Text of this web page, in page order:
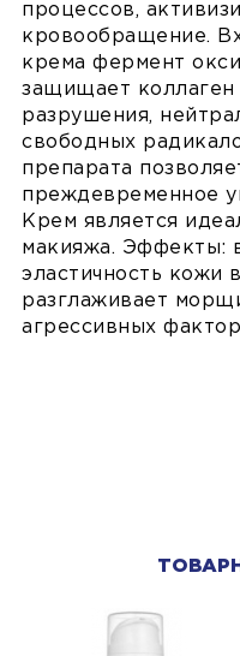
процессов,
кровообращение.
крема фермент
защищает коллаген
разрушения,
свободных
препaрата
преждевременное
Крем является
макияжа. Эффекты:
эластичность кожи
разглаживает
агрессивных